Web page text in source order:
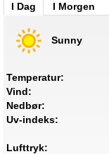
I Dag I Morgen
Sunny
Temperatur:
Vind:
Nedbør:
Uv-indeks:
Lufttryk: